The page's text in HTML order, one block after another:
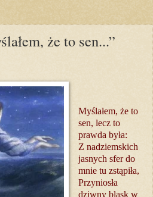
że to sen...”
Myślałem, że to
sen, lecz to
prawda była:
Z nadziemskich
jasnych sfer do
mnie tu zstąpiła,
Przyniosła
dziwny blask w